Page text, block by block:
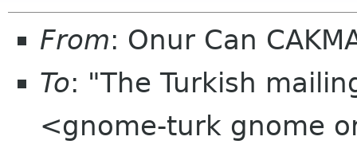
From: Onur Can
To: "The Turkish
<gnome-turk gnome